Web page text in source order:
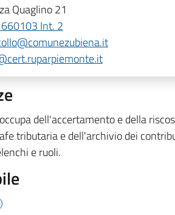
Quaglino 21
Int. 2
dell'accertamento e della
tributaria e dell'archivio dei
e ruoli.